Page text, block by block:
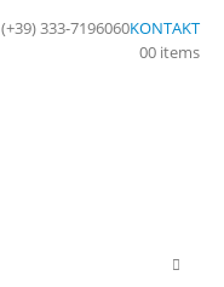
(+39) 333-7196060KONTAKT
00 items